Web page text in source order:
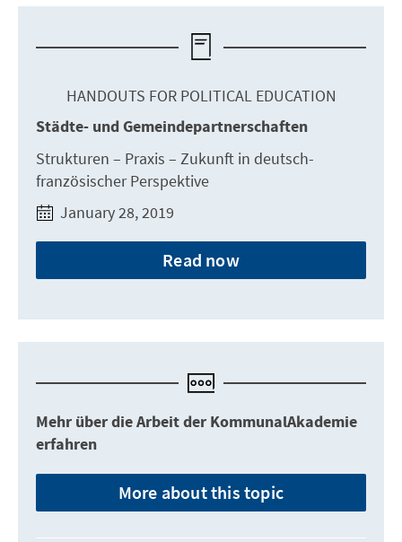
HANDOUTS FOR POLITICAL EDUCATION
Städte- und Gemeindepartnerschaften
Strukturen – Praxis – Zukunft in deutsch-
französischer Perspektive
January 28, 2019
Read now
Mehr über die Arbeit der KommunalAkademie
erfahren
More about this topic